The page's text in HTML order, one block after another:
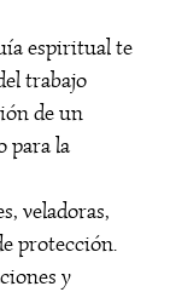
espiritual te
trabajo
de un
para la
veladoras,
protección.
y